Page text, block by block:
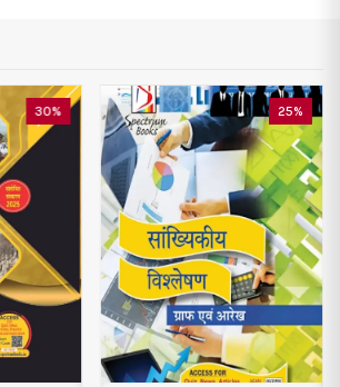
30% 25%